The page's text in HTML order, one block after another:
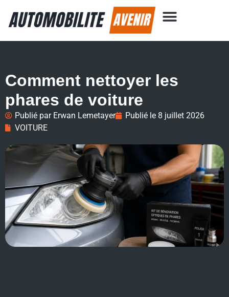
Comment nettoyer les
phares de voiture
Publié parErwan Lemetayer Publié le 8 juillet 2026
VOITURE